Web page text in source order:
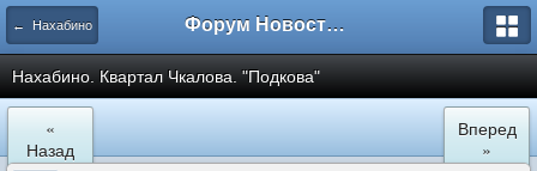
← Нахабино Форум Новостройки
Нахабино. Квартал Чкалова. "Подкова"
«
Назад
Вперед
»